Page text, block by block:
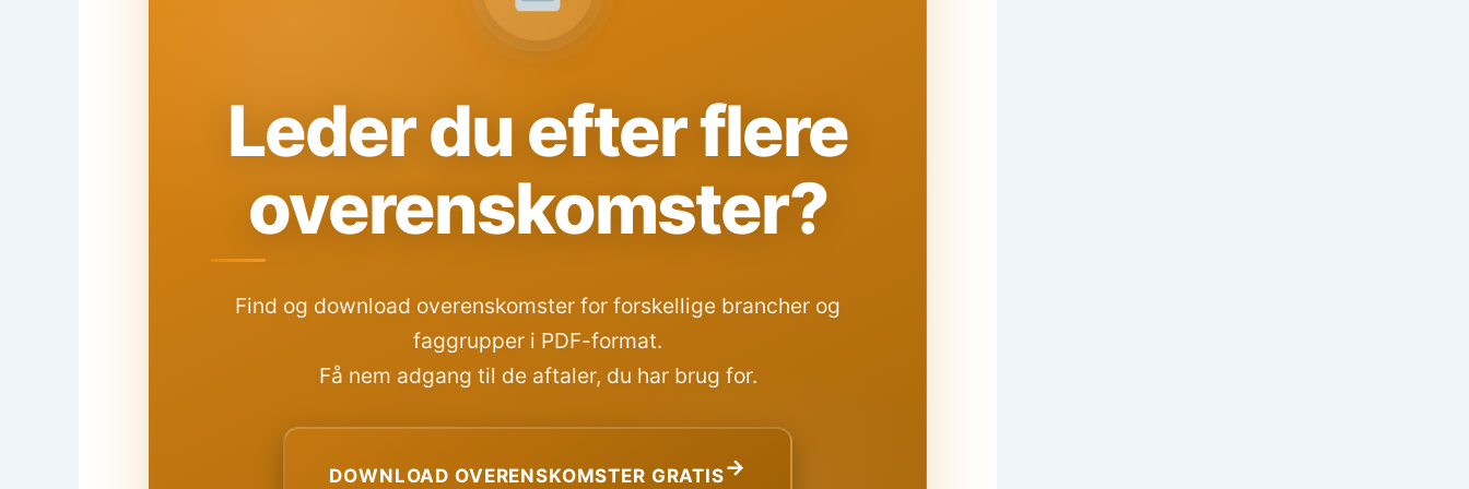
Leder du efter flere
overenskomster?
Find og download overenskomster for forskellige brancher og
faggrupper i PDF-format.
Få nem adgang til de aftaler, du har brug for.
DOWNLOAD OVERENSKOMSTER GRATIS→